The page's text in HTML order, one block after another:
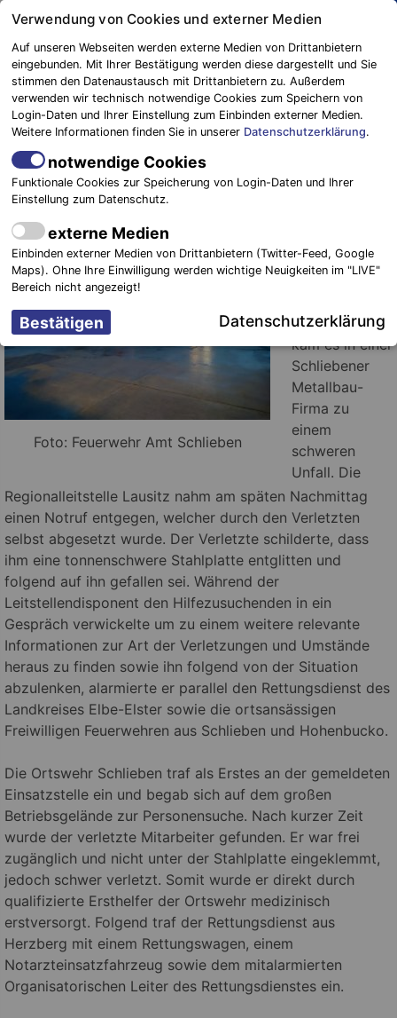
Springe
Inhalt
Blaulichtreport
Elbe-Elster
Schwerer Arbeitsunfall erfordert
Einsatz des SAR-87
31. Dezember 2020 -Einsätze
Foto: Feuerwehr Amt Schlieben
Bereits am
vergangenen
29.12.2020,
kam es in einer
Schliebener
Metallbau-
Firma zu
einem
schweren
Unfall. Die
Regionalleitstelle Lausitz nahm am späten Nachmittag
einen Notruf entgegen, welcher durch den Verletzten
selbst abgesetzt wurde. Der Verletzte schilderte, dass
ihm eine tonnenschwere Stahlplatte entglitten und
folgend auf ihn gefallen sei. Während der
Leitstellendisponent den Hilfezusuchenden in ein
Gespräch verwickelte um zu einem weitere relevante
Informationen zur Art der Verletzungen und Umstände
heraus zu finden sowie ihn folgend von der Situation
abzulenken, alarmierte er parallel den Rettungsdienst des
Landkreises Elbe-Elster sowie die ortsansässigen
Freiwilligen Feuerwehren aus Schlieben und Hohenbucko.
Die Ortswehr Schlieben traf als Erstes an der gemeldeten
Einsatzstelle ein und begab sich auf dem großen
Betriebsgelände zur Personensuche. Nach kurzer Zeit
wurde der verletzte Mitarbeiter gefunden. Er war frei
zugänglich und nicht unter der Stahlplatte eingeklemmt,
jedoch schwer verletzt. Somit wurde er direkt durch
qualifizierte Ersthelfer der Ortswehr medizinisch
erstversorgt. Folgend traf der Rettungsdienst aus
Herzberg mit einem Rettungswagen, einem
Notarzteinsatzfahrzeug sowie dem mitalarmierten
Organisatorischen Leiter des Rettungsdienstes ein.
Verwendung von Cookies und externer Medien
Auf unseren Webseiten werden externe Medien von Drittanbietern
eingebunden. Mit Ihrer Bestätigung werden diese dargestellt und Sie
stimmen den Datenaustausch mit Drittanbietern zu. Außerdem
verwenden wir technisch notwendige Cookies zum Speichern von
Login-Daten und Ihrer Einstellung zum Einbinden externer Medien.
Weitere Informationen finden Sie in unserer Datenschutzerklärung.
notwendige Cookies
Funktionale Cookies zur Speicherung von Login-Daten und Ihrer
Einstellung zum Datenschutz.
externe Medien
Einbinden externer Medien von Drittanbietern (Twitter-Feed, Google
Maps). Ohne Ihre Einwilligung werden wichtige Neuigkeiten im "LIVE"
Bereich nicht angezeigt!
Datenschutzerklärung